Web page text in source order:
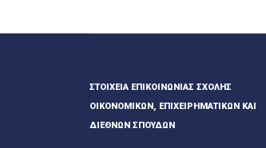
ΣΤΟΙΧΕΊΑ ΕΠΙΚΟΙΝΩΝΊΑΣ ΣΧΟΛΉΣ
ΟΙΚΟΝΟΜΙΚΏΝ, ΕΠΙΧΕΙΡΗΜΑΤΙΚΏΝ ΚΑΙ
ΔΙΕΘΝΏΝ ΣΠΟΥΔΏΝ